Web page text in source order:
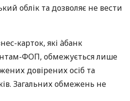
облік та дозволяє не вести
карток, які àбанк
ФОП, обмежується лише
довірених осіб та
Загальних обмежень не